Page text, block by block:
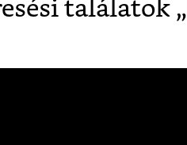
találatok „